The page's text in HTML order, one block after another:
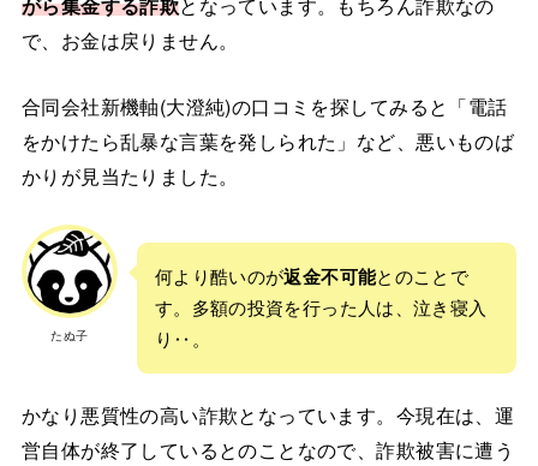
で、お金は戻りません。
合同会社新機軸(大澄純)の口コミを探してみると「電話
をかけたら乱暴な言葉を発しられた」など、悪いものば
かりが見当たりました。
たぬ子
何より酷いのが返金不可能とのことで
す。多額の投資を行った人は、泣き寝入
り‥。
かなり悪質性の高い詐欺となっています。今現在は、運
営自体が終了しているとのことなので、詐欺被害に遭う